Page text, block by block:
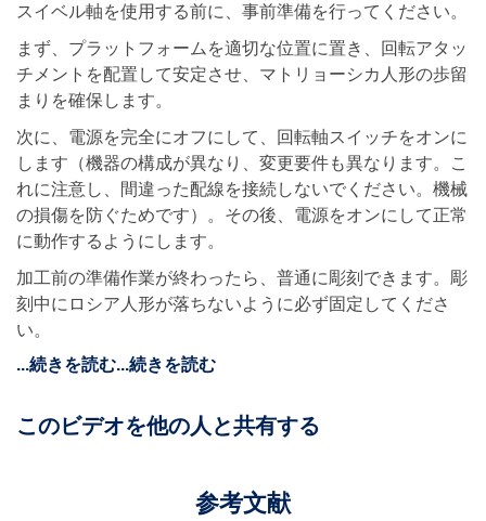
スイベル軸を使用する前に、事前準備を行ってください。
まず、プラットフォームを適切な位置に置き、回転アタッ
チメントを配置して安定させ、マトリョーシカ人形の歩留
まりを確保します。
次に、電源を完全にオフにして、回転軸スイッチをオンに
します（機器の構成が異なり、変更要件も異なります。こ
れに注意し、間違った配線を接続しないでください。機械
の損傷を防ぐためです）。その後、電源をオンにして正常
に動作するようにします。
加工前の準備作業が終わったら、普通に彫刻できます。彫
刻中にロシア人形が落ちないように必ず固定してくださ
い。
...続きを読む...続きを読む
このビデオを他の人と共有する
参考文献